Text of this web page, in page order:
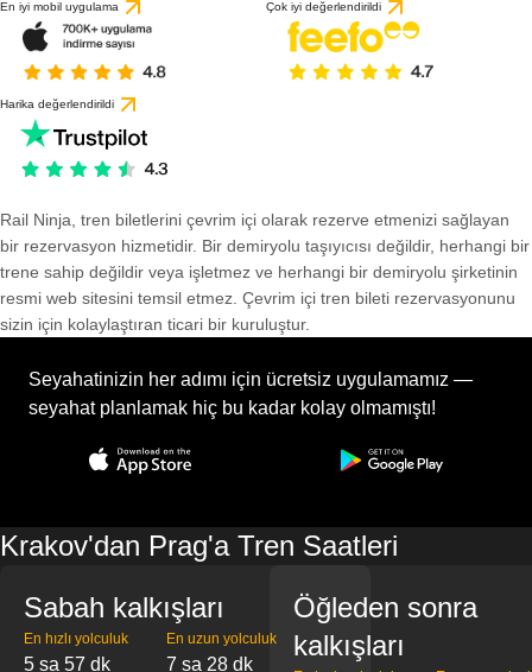
En iyi mobil uygulama Çok iyi değerlendirildi
Harika değerlendirildi
Rail Ninja, tren biletlerini çevrim içi olarak rezerve etmenizi sağlayan
bir rezervasyon hizmetidir. Bir demiryolu taşıyıcısı değildir, herhangi bir
trene sahip değildir veya işletmez ve herhangi bir demiryolu şirketinin
resmi web sitesini temsil etmez. Çevrim içi tren bileti rezervasyonunu
sizin için kolaylaştıran ticari bir kuruluştur.
Seyahatinizin her adımı için ücretsiz uygulamamız —
seyahat planlamak hiç bu kadar kolay olmamıştı!
Krakov'dan Prag'a Tren Saatleri
Sabah kalkışları
En hızlı yolculuk
5 sa 57 dk
En uzun yolculuk
7 sa 28 dk
Öğleden sonra
kalkışları
28 değerlendirmeye